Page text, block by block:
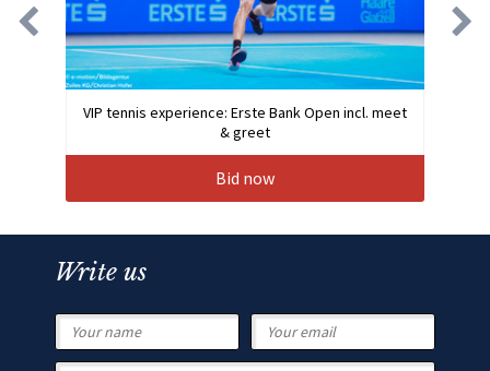
VIP tennis experience: Erste Bank Open incl. meet
& greet
Bid now
Write us